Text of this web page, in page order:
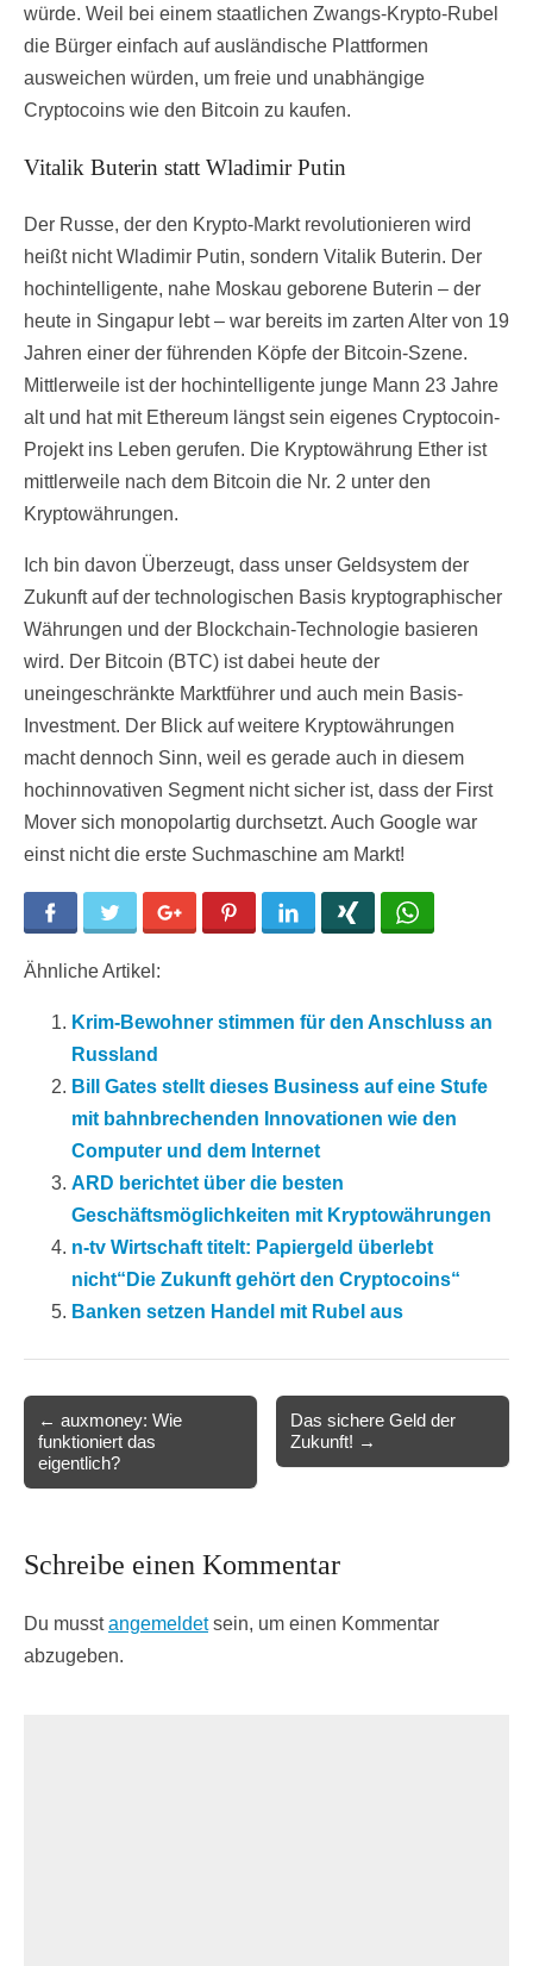
würde. Weil bei einem staatlichen Zwangs-Krypto-Rubel
die Bürger einfach auf ausländische Plattformen
ausweichen würden, um freie und unabhängige
Cryptocoins wie den Bitcoin zu kaufen.
Vitalik Buterin statt Wladimir Putin
Der Russe, der den Krypto-Markt revolutionieren wird
heißt nicht Wladimir Putin, sondern Vitalik Buterin. Der
hochintelligente, nahe Moskau geborene Buterin – der
heute in Singapur lebt – war bereits im zarten Alter von 19
Jahren einer der führenden Köpfe der Bitcoin-Szene.
Mittlerweile ist der hochintelligente junge Mann 23 Jahre
alt und hat mit Ethereum längst sein eigenes Cryptocoin-
Projekt ins Leben gerufen. Die Kryptowährung Ether ist
mittlerweile nach dem Bitcoin die Nr. 2 unter den
Kryptowährungen.
Ich bin davon Überzeugt, dass unser Geldsystem der
Zukunft auf der technologischen Basis kryptographischer
Währungen und der Blockchain-Technologie basieren
wird. Der Bitcoin (BTC) ist dabei heute der
uneingeschränkte Marktführer und auch mein Basis-
Investment. Der Blick auf weitere Kryptowährungen
macht dennoch Sinn, weil es gerade auch in diesem
hochinnovativen Segment nicht sicher ist, dass der First
Mover sich monopolartig durchsetzt. Auch Google war
einst nicht die erste Suchmaschine am Markt!
Facebook Twitter Google+ Pinterest LinkedIn
Ähnliche Artikel:
Krim-Bewohner stimmen für den Anschluss an
Russland
Bill Gates stellt dieses Business auf eine Stufe
mit bahnbrechenden Innovationen wie den
Computer und dem Internet
ARD berichtet über die besten
Geschäftsmöglichkeiten mit Kryptowährungen
n-tv Wirtschaft titelt: Papiergeld überlebt
nicht“Die Zukunft gehört den Cryptocoins“
Banken setzen Handel mit Rubel aus
navigation
← auxmoney: Wie
funktioniert das
eigentlich?
Das sichere Geld der
Zukunft! →
Schreibe einen Kommentar
Du musstangemeldetsein, um einen Kommentar
abzugeben.